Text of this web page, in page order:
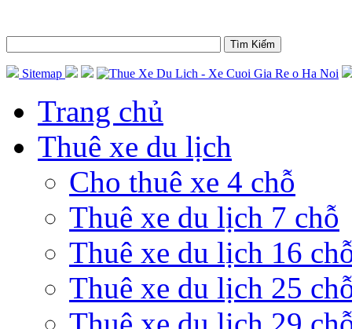
Sitemap
Trang chủ
Thuê xe du lịch
Cho thuê xe 4 chỗ
Thuê xe du lịch 7 chỗ
Thuê xe du lịch 16
Thuê xe du lịch 25